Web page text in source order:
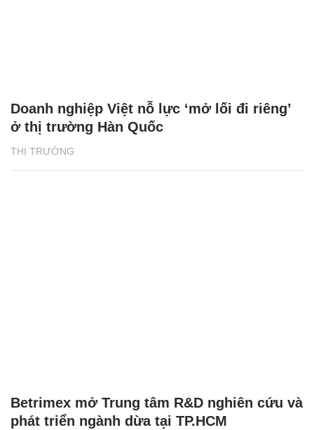
THỊ TRƯỜNG
Doanh nghiệp Việt nỗ lực ‘mở lối đi riêng’
ở thị trường Hàn Quốc
Betrimex mở Trung tâm R&D nghiên cứu và
phát triển ngành dừa tại TP.HCM